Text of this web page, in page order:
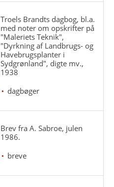
Troels Brandts dagbog, bl.a.
med noter om opskrifter på
"Maleriets Teknik",
"Dyrkning af Landbrugs- og
Havebrugsplanter i
Sydgrønland", digte mv.,
1938
dagbøger
Brev fra A. Sabroe, julen
1986.
breve